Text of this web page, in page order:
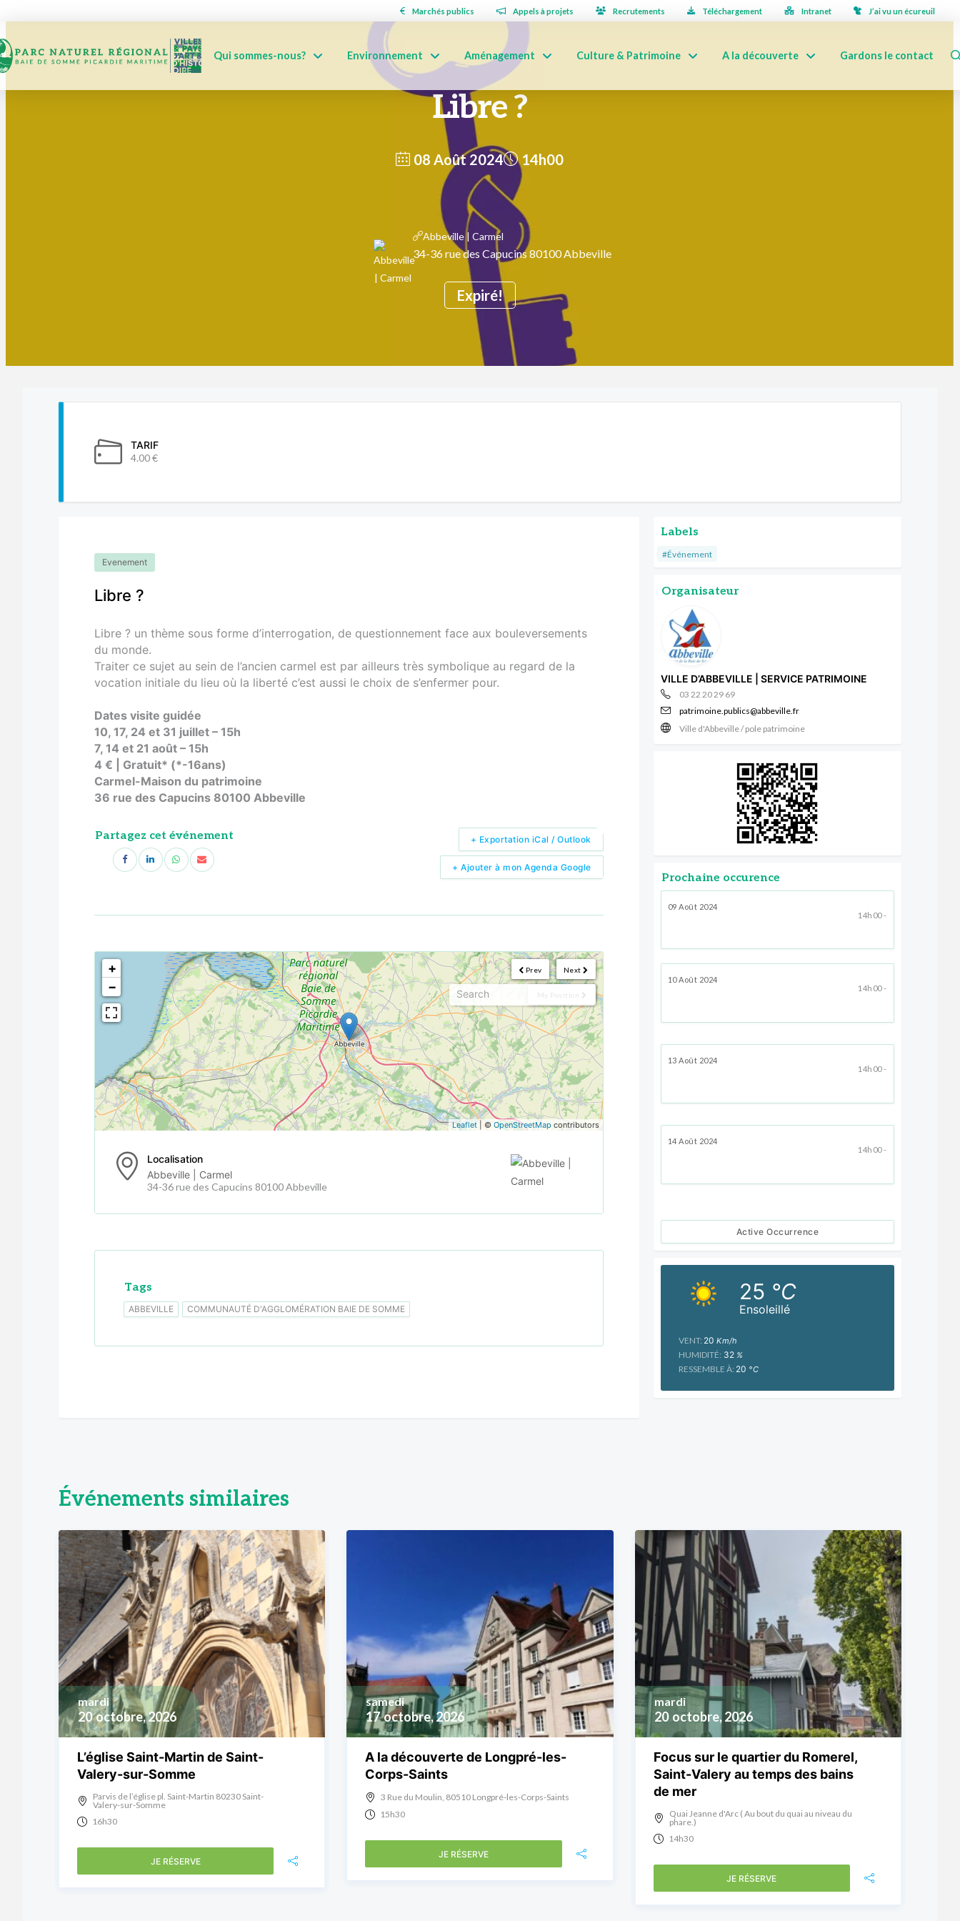
Marchés publics Appels à projets Recrutements Téléchargement Intranet J’ai vu un écureuil
Qui sommes-nous? Environnement Aménagement Culture & Patrimoine A la découverte Gardons le contact
Libre ?
08 Août 2024
Expiré!
14h00
Abbeville | Carmel
34-36 rue des Capucins 80100 Abbeville
TARIF
4.00 €
Evenement
Libre ?
Libre ? un thème sous forme d’interrogation, de questionnement face aux bouleversements
du monde.
Traiter ce sujet au sein de l’ancien carmel est par ailleurs très symbolique au regard de la
vocation initiale du lieu où la liberté c’est aussi le choix de s’enfermer pour.
Dates visite guidée
10, 17, 24 et 31 juillet – 15h
7, 14 et 21 août – 15h
4 € | Gratuit* (*-16ans)
Carmel-Maison du patrimoine
36 rue des Capucins 80100 Abbeville
Partagez cet événement
+ Ajouter à mon Agenda Google
+ Exportation iCal / Outlook
Next
Prev
My Position
<!---->
+
−
Leaflet| © OpenStreetMapcontributors
Localisation
Abbeville | Carmel
34-36 rue des Capucins 80100 Abbeville
Tags
ABBEVILLE COMMUNAUTÉ D'AGGLOMÉRATION BAIE DE SOMME
Labels
#Événement
Organisateur
VILLE D’ABBEVILLE | SERVICE PATRIMOINE
03 22 20 29 69
patrimoine.publics@abbeville.fr
Ville d'Abbeville / pole patrimoine
Prochaine occurence
09 Août 2024
14h00 -
10 Août 2024
14h00 -
13 Août 2024
14h00 -
14 Août 2024
14h00 -
Active Occurrence
Ensoleillé
25 °C
VENT: 20 Km/h
HUMIDITÉ: 32%
RESSEMBLE À: 20 °C
Événements similaires
20 octobre, 2026
mardi
L’église Saint-Martin de Saint-
Valery-sur-Somme
Parvis de l’église pl. Saint-Martin 80230 Saint-
Valery-sur-Somme
16h30
JE RÉSERVE
17 octobre, 2026
samedi
A la découverte de Longpré-les-
Corps-Saints
3 Rue du Moulin, 80510 Longpré-les-Corps-Saints
15h30
JE RÉSERVE
20 octobre, 2026
mardi
Focus sur le quartier du Romerel,
Saint-Valery au temps des bains
de mer
Quai Jeanne d'Arc ( Au bout du quai au niveau du
phare.)
14h30
JE RÉSERVE